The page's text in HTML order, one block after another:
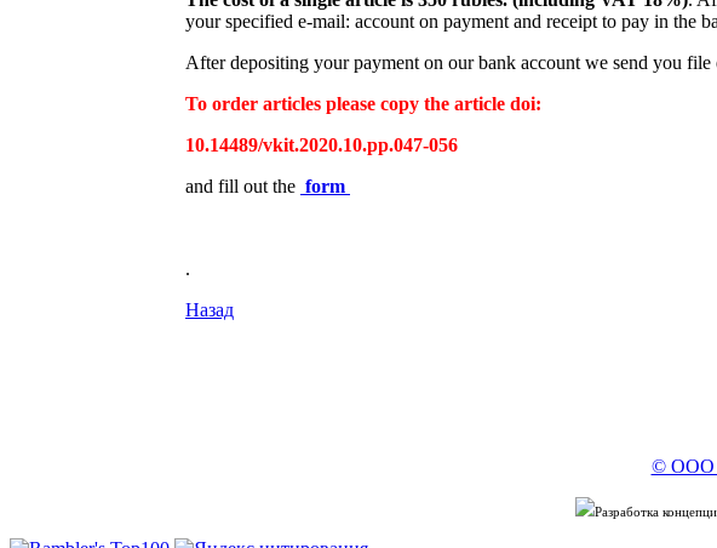
your specified e-mail: account on payment and receipt to pay in the
After depositing your payment on our bank account we send you
To order articles please copy the article doi:
10.14489/vkit.2020.10.pp.047-056
and fill out the form
.
Назад
© ООО
Разработка